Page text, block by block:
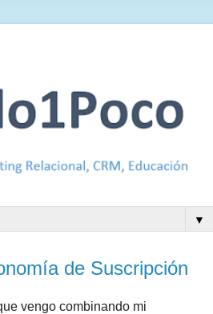
▼
de Suscripción
vengo combinando mi